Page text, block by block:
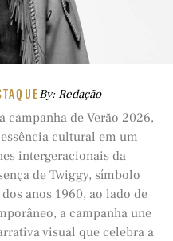
By: Redação
campanha de Verão 2026,
cultural em um
intergeracionais da
de Twiggy, símbolo
anos 1960, ao lado de
a campanha une
visual que celebra a